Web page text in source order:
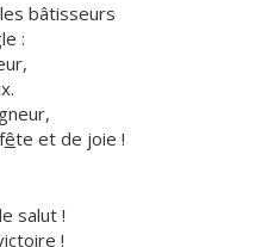
bâtisseurs
:
ête et de joie !
salut !
!